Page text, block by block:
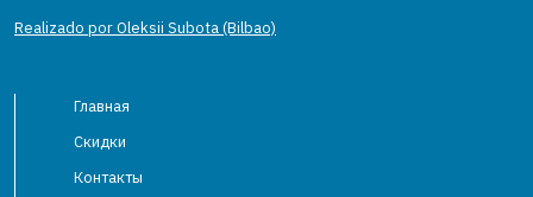
Realizado por Oleksii Subota (Bilbao)
Главная
Скидки
Контакты